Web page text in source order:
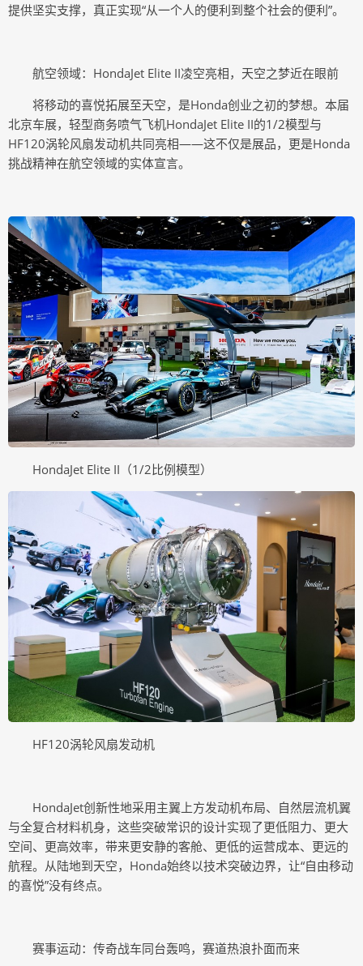
提供坚实支撑，真正实现“从一个人的便利到整个社会的便利”。
航空领域：HondaJet Elite II凌空亮相，天空之梦近在眼前
将移动的喜悦拓展至天空，是Honda创业之初的梦想。本届
北京车展，轻型商务喷气飞机HondaJet Elite II的1/2模型与
HF120涡轮风扇发动机共同亮相——这不仅是展品，更是Honda
挑战精神在航空领域的实体宣言。
HondaJet Elite II（1/2比例模型）
HF120涡轮风扇发动机
HondaJet创新性地采用主翼上方发动机布局、自然层流机翼
与全复合材料机身，这些突破常识的设计实现了更低阻力、更大
空间、更高效率，带来更安静的客舱、更低的运营成本、更远的
航程。从陆地到天空，Honda始终以技术突破边界，让“自由移动
的喜悦”没有终点。
赛事运动：传奇战车同台轰鸣，赛道热浪扑面而来